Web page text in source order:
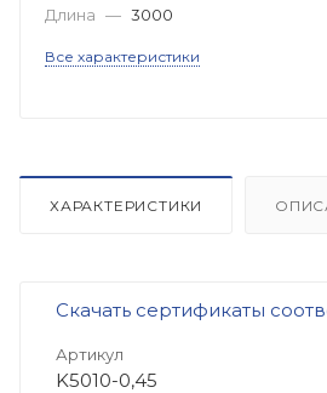
Длина — 3000
Все характеристики
ХАРАКТЕРИСТИКИ
Скачать сертификаты
Артикул
K5010-0,45